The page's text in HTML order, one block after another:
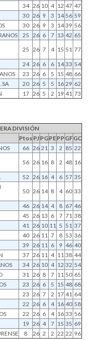
34 26 10 4 12 47 47
30 26 9 3 14 56 59
30 26 9 3 14 39 56
25 26 6 7 13 42 65
25 26 7 4 15 51 77
24 26 6 6 14 33 54
23 26 6 5 15 48 66
20 26 5 5 16 29 62
17 26 5 2 19 41 73
DIVISIÓN
Ptos PJ PGPEPP GFGC
66 26 21 3 2 85 22
56 26 16 8 2 48 16
52 26 16 4 6 57 35
50 26 14 8 4 60 33
46 26 14 4 8 67 46
45 26 13 6 7 71 38
41 26 10 11 5 51 37
40 26 11 7 8 53 36
39 26 11 6 9 46 40
37 26 11 4 11 38 44
34 26 10 4 12 32 54
31 26 8 7 11 50 65
23 26 6 5 15 48 68
23 26 7 2 17 41 64
22 26 6 4 16 40 58
22 26 6 4 16 33 56
19 26 4 7 15 35 69
8 26 2 2 22 22 96